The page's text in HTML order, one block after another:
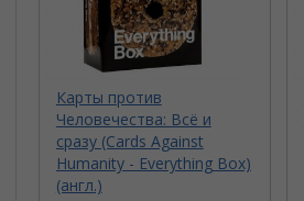
Карты против
Человечества: Всё и
сразу (Cards Against
Humanity - Everything Box)
(англ.)